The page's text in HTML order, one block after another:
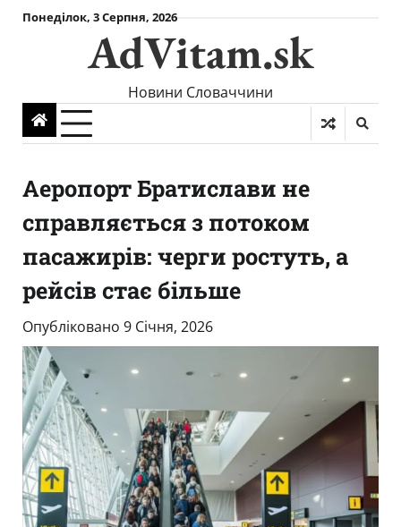
Skip
Понеділок, 3 Серпня, 2026
AdVitam.sk
Новини Словаччини
Аеропорт Братислави не
справляється з потоком
пасажирів: черги ростуть, а
рейсів стає більше
Опубліковано 9 Січня, 2026